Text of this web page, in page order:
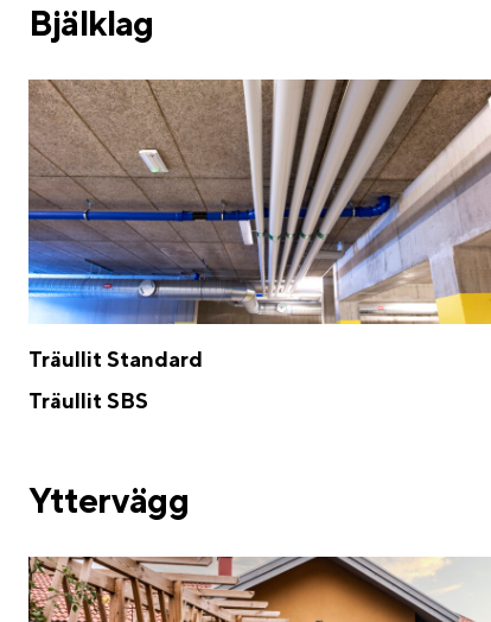
Bjälklag
Träullit Standard
Träullit SBS
Yttervägg